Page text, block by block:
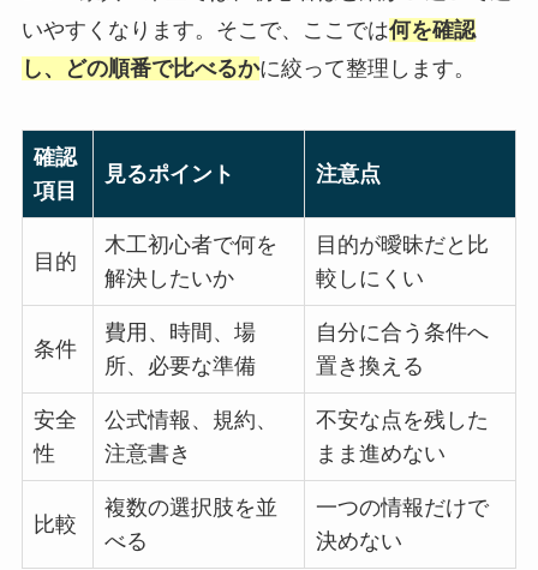
いやすくなります。そこで、ここでは何を確認
し、どの順番で比べるかに絞って整理します。
確認
項目
見るポイント 注意点
目的
木工初心者で何を
解決したいか
目的が曖昧だと比
較しにくい
条件
費用、時間、場
所、必要な準備
自分に合う条件へ
置き換える
安全
性
公式情報、規約、
注意書き
不安な点を残した
まま進めない
比較
複数の選択肢を並
べる
一つの情報だけで
決めない